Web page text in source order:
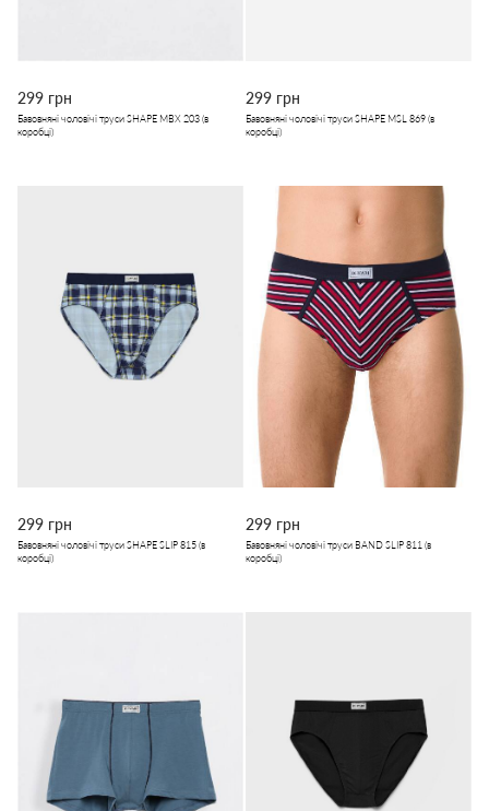
299 грн
Бавовняні чоловічі труси SHAPE MBX 203 (в
коробці)
299 грн
Бавовняні чоловічі труси SHAPE MSL 869 (в
коробці)
299 грн
Бавовняні чоловічі труси SHAPE SLIP 815 (в
коробці)
299 грн
Бавовняні чоловічі труси BAND SLIP 811 (в
коробці)